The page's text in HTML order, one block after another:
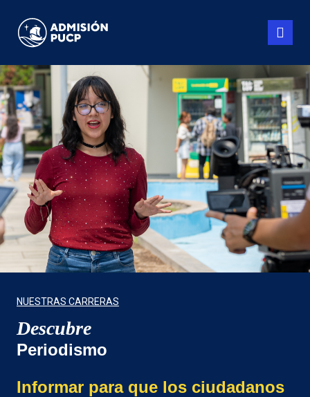
contenido
principal
NUESTRAS CARRERAS
Descubre
Periodismo
Informar para que los ciudadanos